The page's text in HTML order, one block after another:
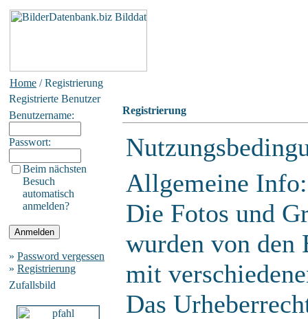
Home / Registrierung
Registrierte Benutzer
Benutzername:
Passwort:
Beim nächsten
Besuch
automatisch
anmelden?
» Password vergessen
» Registrierung
Zufallsbild
Registrierung
Allgemeine Info:
Die Fotos und
wurden von den
mit
Das